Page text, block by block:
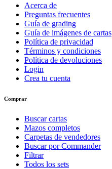
Acerca de
Preguntas frecuentes
Guía de grading
Guía de imágenes de cartas
Política de privacidad
Términos y condiciones
Política de devoluciones
Login
Crea tu cuenta
Comprar
Buscar cartas
Mazos completos
Carpetas de vendedores
Buscar por Commander
Filtrar
Todos los sets